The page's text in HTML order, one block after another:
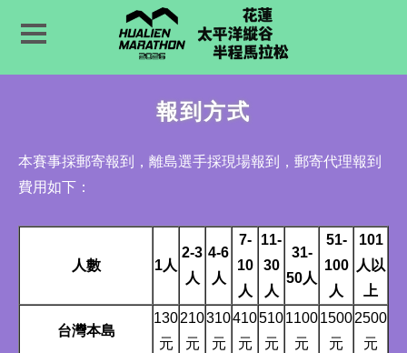
報到方式
本賽事採郵寄報到，離島選手採現場報到，郵寄代理報到
費用如下：
人數 1人
2-3
人
4-6
人
7-
10
人
11-
30
人
31-
50人
51-
100
人
101
人以
上
台灣本島
130
元
210
元
310
元
410
元
510
元
1100
元
1500
元
2500
元